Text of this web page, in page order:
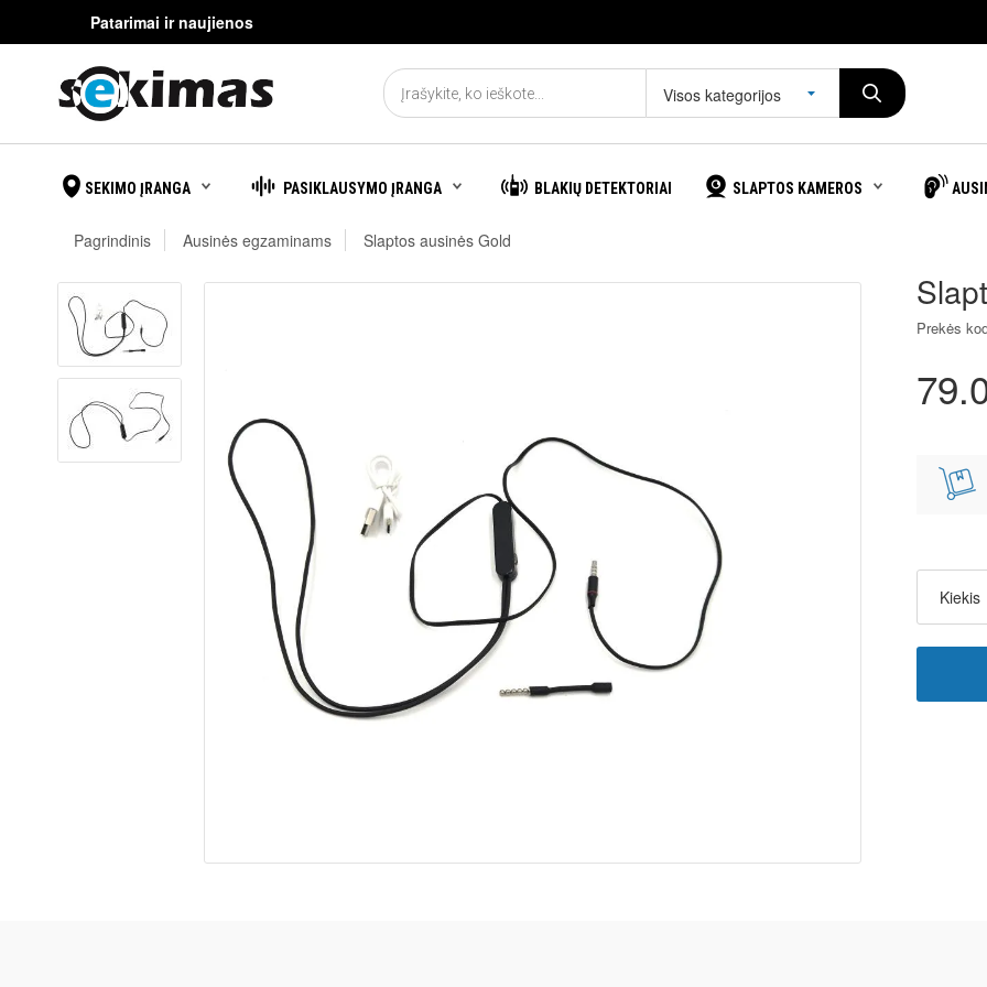
Patarimai ir naujienos
Visos kategorijos
SEKIMO ĮRANGA PASIKLAUSYMO ĮRANGA BLAKIŲ DETEKTORIAI SLAPTOS KAMEROS
Pagrindinis Ausinės egzaminams Slaptos ausinės Gold
Prekės
Kiekis